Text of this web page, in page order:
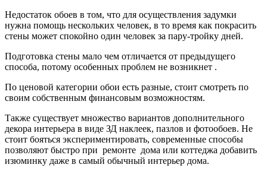
Недостаток обоев в том, что для осуществления задумки
нужна помощь нескольких человек, в то время как покрасить
стены может спокойно один человек за пару-тройку дней.
Подготовка стены мало чем отличается от предыдущего
способа, потому особенных проблем не возникнет .
По ценовой категории обои есть разные, стоит смотреть по
своим собственным финансовым возможностям.
Также существует множество вариантов дополнительного
декора интерьера в виде ЗД наклеек, пазлов и фотообоев. Не
стоит бояться экспериментировать, современные способы
позволяют быстро при ремонте дома или коттеджа добавить
изюминку даже в самый обычный интерьер дома.